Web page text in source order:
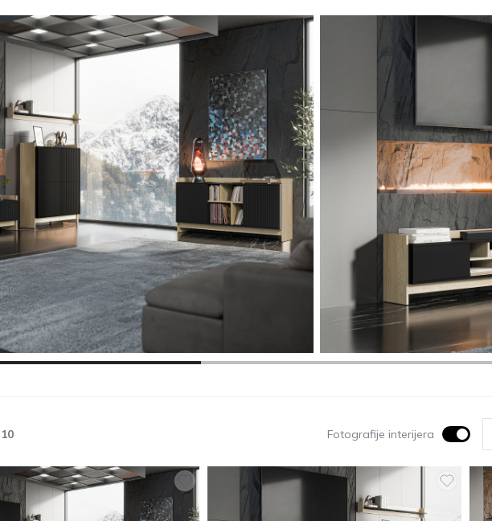
10 Fotografije interijera